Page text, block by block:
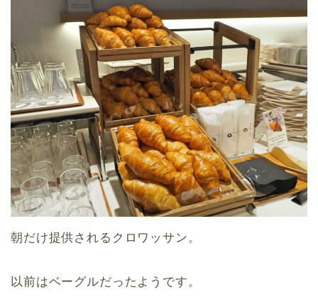
朝だけ提供されるクロワッサン。
以前はベーグルだったようです。